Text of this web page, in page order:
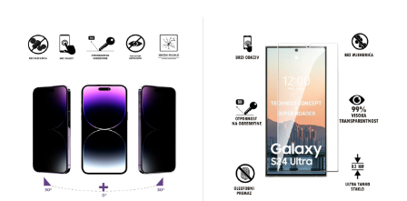
Gaming motivi Crtani filmovi
Sportski motivi Obiteljski motivi